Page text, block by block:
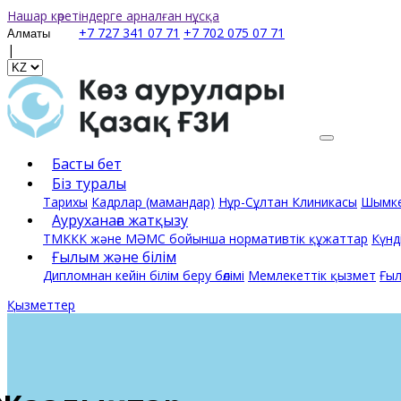
Нашар көретіндерге арналған нұсқа
+7 727 341 07 71 +7 702 075 07 71
|
Басты бет
Біз туралы
Тарихы Кадрлар (мамандар) Нұр-Сұлтан Клиникасы
Ауруханаға жатқызу
ТМККК және МӘМС бойынша нормативтік құжаттар
Ғылым және білім
Дипломнан кейін білім беру бөлімі Мемлекеттік қызмет
Қызметтер